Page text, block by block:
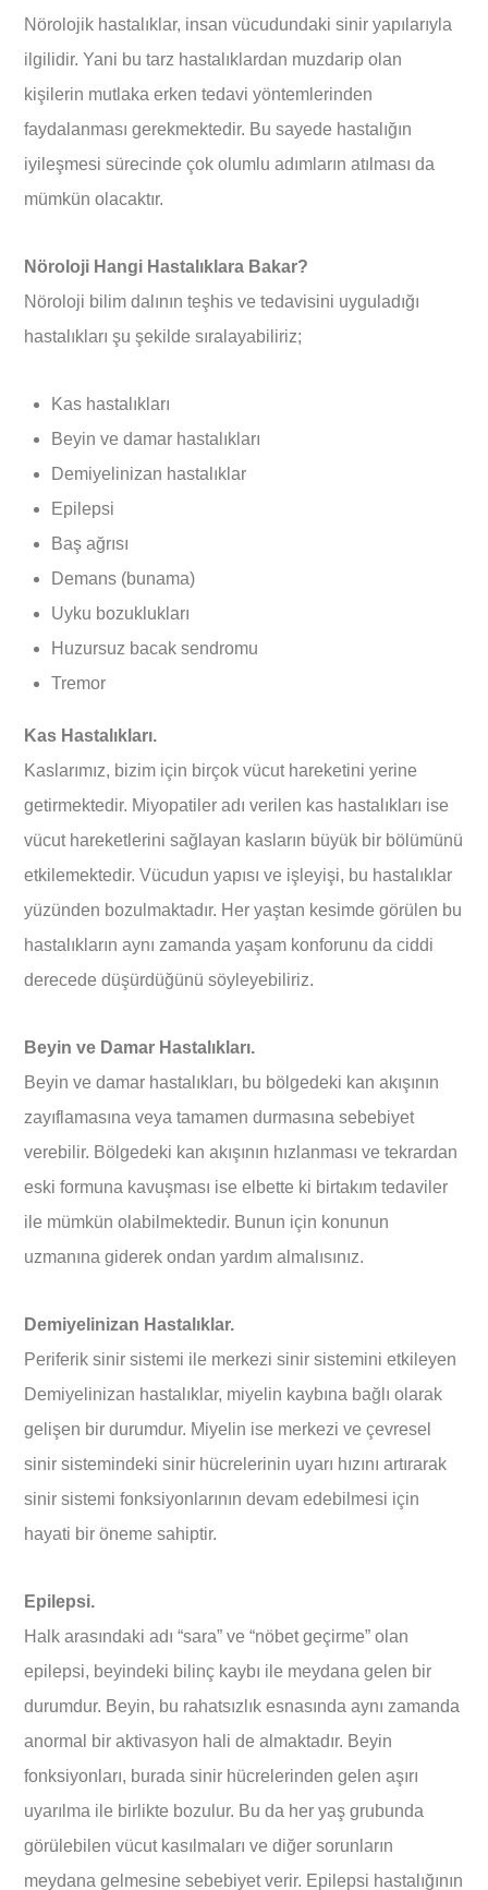
Nörolojik hastalıklar, insan vücudundaki sinir yapılarıyla
ilgilidir. Yani bu tarz hastalıklardan muzdarip olan
kişilerin mutlaka erken tedavi yöntemlerinden
faydalanması gerekmektedir. Bu sayede hastalığın
iyileşmesi sürecinde çok olumlu adımların atılması da
mümkün olacaktır.
Nöroloji Hangi Hastalıklara Bakar?
Nöroloji bilim dalının teşhis ve tedavisini uyguladığı
hastalıkları şu şekilde sıralayabiliriz;
Kas hastalıkları
Beyin ve damar hastalıkları
Demiyelinizan hastalıklar
Epilepsi
Baş ağrısı
Demans (bunama)
Uyku bozuklukları
Huzursuz bacak sendromu
Tremor
Kas Hastalıkları.
Kaslarımız, bizim için birçok vücut hareketini yerine
getirmektedir. Miyopatiler adı verilen kas hastalıkları ise
vücut hareketlerini sağlayan kasların büyük bir bölümünü
etkilemektedir. Vücudun yapısı ve işleyişi, bu hastalıklar
yüzünden bozulmaktadır. Her yaştan kesimde görülen bu
hastalıkların aynı zamanda yaşam konforunu da ciddi
derecede düşürdüğünü söyleyebiliriz.
Beyin ve Damar Hastalıkları.
Beyin ve damar hastalıkları, bu bölgedeki kan akışının
zayıflamasına veya tamamen durmasına sebebiyet
verebilir. Bölgedeki kan akışının hızlanması ve tekrardan
eski formuna kavuşması ise elbette ki birtakım tedaviler
ile mümkün olabilmektedir. Bunun için konunun
uzmanına giderek ondan yardım almalısınız.
Demiyelinizan Hastalıklar.
Periferik sinir sistemi ile merkezi sinir sistemini etkileyen
Demiyelinizan hastalıklar, miyelin kaybına bağlı olarak
gelişen bir durumdur. Miyelin ise merkezi ve çevresel
sinir sistemindeki sinir hücrelerinin uyarı hızını artırarak
sinir sistemi fonksiyonlarının devam edebilmesi için
hayati bir öneme sahiptir.
Epilepsi.
Halk arasındaki adı “sara” ve “nöbet geçirme” olan
epilepsi, beyindeki bilinç kaybı ile meydana gelen bir
durumdur. Beyin, bu rahatsızlık esnasında aynı zamanda
anormal bir aktivasyon hali de almaktadır. Beyin
fonksiyonları, burada sinir hücrelerinden gelen aşırı
uyarılma ile birlikte bozulur. Bu da her yaş grubunda
görülebilen vücut kasılmaları ve diğer sorunların
meydana gelmesine sebebiyet verir. Epilepsi hastalığının